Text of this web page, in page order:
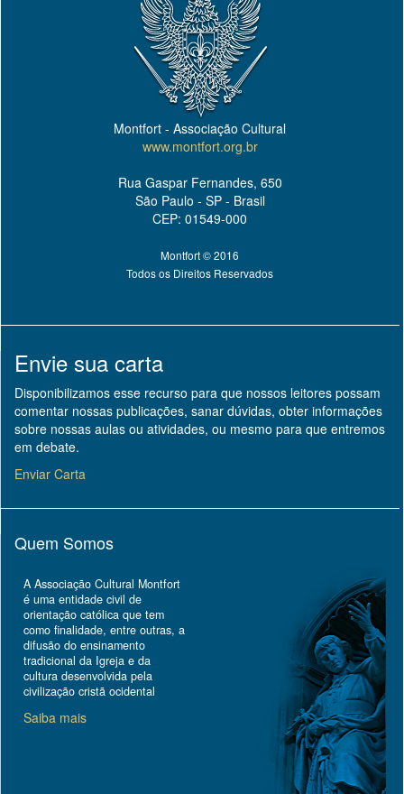
Montfort - Associação Cultural
www.montfort.org.br
Rua Gaspar Fernandes, 650
São Paulo - SP - Brasil
CEP: 01549-000
Montfort © 2016
Todos os Direitos Reservados
Envie sua carta
Disponibilizamos esse recurso para que nossos leitores possam
comentar nossas publicações, sanar dúvidas, obter informações
sobre nossas aulas ou atividades, ou mesmo para que entremos
em debate.
Enviar Carta
Quem Somos
A Associação Cultural Montfort
é uma entidade civil de
orientação católica que tem
como finalidade, entre outras, a
difusão do ensinamento
tradicional da Igreja e da
cultura desenvolvida pela
civilização cristã ocidental
Saiba mais